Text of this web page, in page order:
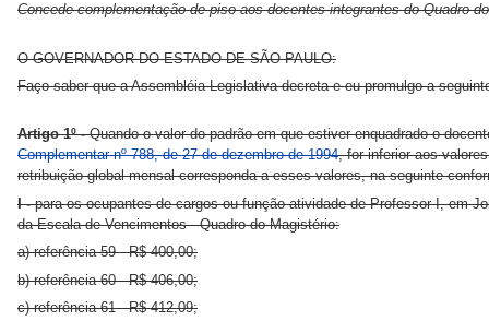
Concede complementação de piso aos docentes integrantes do Quadro
O GOVERNADOR DO ESTADO DE SÃO PAULO:
Faço saber que a Assembléia Legislativa decreta e eu promulgo a
Artigo 1º -Quando o valor do padrão em que estiver enquadrado o
Complementar nº 788, de 27 de dezembro de 1994, for inferior aos
retribuição global mensal corresponda a esses valores, na seguinte
I -para os ocupantes de cargos ou função-atividade de Professor I, em
da Escala de Vencimentos - Quadro do Magistério:
a) referência 59 - R$ 400,00;
b) referência 60 - R$ 406,00;
c) referência 61 - R$ 412,09;